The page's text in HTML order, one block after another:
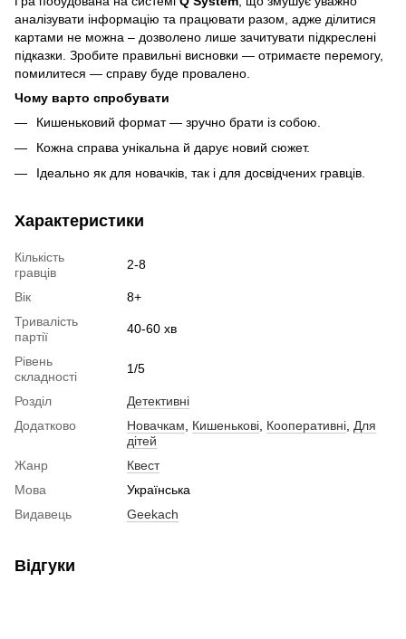
аналізувати інформацію та працювати разом, адже ділитися
картами не можна – дозволено лише зачитувати підкреслені
підказки. Зробите правильні висновки — отримаєте перемогу,
помилитеся — справу буде провалено.
Чому варто спробувати
Кишеньковий формат — зручно брати із собою.
Кожна справа унікальна й дарує новий сюжет.
Ідеально як для новачків, так і для досвідчених гравців.
Характеристики
Кількість
гравців
2-8
Вік
8+
Тривалість
партії
40-60 хв
Рівень
складності
1/5
Розділ
Детективні
Додатково
Новачкам, Кишенькові, Кооперативні, Для
дітей
Жанр
Квест
Мова
Українська
Видавець
Geekach
Відгуки